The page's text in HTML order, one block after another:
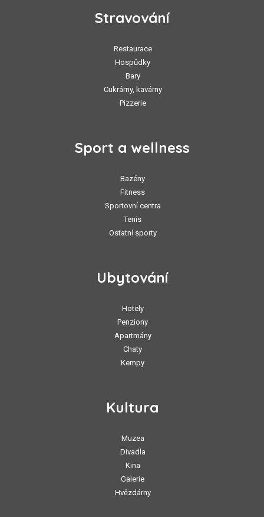
Stravování
Restaurace
Hospůdky
Bary
Cukrárny, kavárny
Pizzerie
Sport a wellness
Bazény
Fitness
Sportovní centra
Tenis
Ostatní sporty
Ubytování
Hotely
Penziony
Apartmány
Chaty
Kempy
Kultura
Muzea
Divadla
Kina
Galerie
Hvězdárny